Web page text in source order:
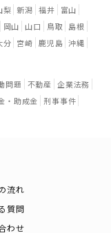
梨 新潟 福井
富山
岡山 山口 鳥取
島根
分 宮崎 鹿児島 沖縄
問題 不動産 企業法務
・助成金 刑事事件
流れ
質問
わせ